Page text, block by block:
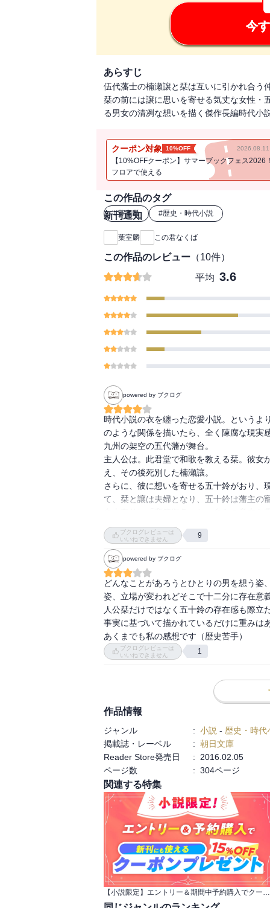
今
あらすじ
伍代藩士の楠瀬譲と栞は互いに引かれ合う
栞の前には譲に思いを寄せる気丈な女性・
る男女の清冽な想いを描く傑作長編時代小
クーポン対象 10%OFF 2026.08.11
【10%OFFクーポン】サマーブックフェス2026
フロアで使える
この作品のタグ
#葉室麟 #歴史・時代小説
新刊通知
葉室麟 この君なくば
この作品のレビュー （10件）
平均 3.6
powered by ブクログ
時代小説の衣を纏った恋愛小説。というよ
のような関係を描いたら、全く陳腐な現実
九州の架空の五代藩が舞台。
主人公は。此君堂で和歌を教える栞。彼女
え、その後死別した楠瀬讓。
さらに、彼に想いを寄せる五十鈴がおり、
て、栞と讓は夫婦となり、五十鈴は藩主の
登場人物の中では、一番に魅力があるので
著者の小説は、読者がこうあってほしいと
さらに著者の作品を読みたくさせる。
ブクログレビューは
いいねできません
9
powered by ブクログ
どんなことがあろうとひとりの男を想う
姿、立場が変われどそこで十二分に存在意
人公栞だけではなく五十鈴の存在感も際立
事実に基づいて描かれているだけに重みは
あくまでも私の感想です（歴史苦手）
ブクログレビューは
いいねできません
1
作品情報
ジャンル : 小説 - 歴史・時代
掲載誌・レーベル
: 朝日文庫
Reader Store発売日
:
2016.02.05
ページ数
: 304ページ
関連する特集
【小説限定】エントリー＆期間中予約購入でクーポンプレゼント